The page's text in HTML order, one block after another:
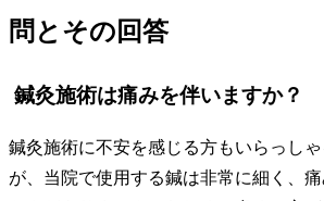
問とその回答
鍼灸施術は痛みを伴いますか？
鍼灸施術に不安を感じる方もいらっし
が、当院で使用する鍼は非常に細く、